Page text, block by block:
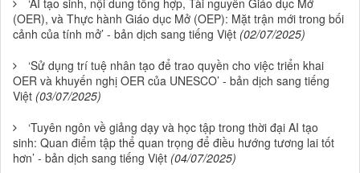
‘AI tạo sinh, nội dung tổng hợp, Tài nguyên Giáo dục Mở
(OER), và Thực hành Giáo dục Mở (OEP): Mặt trận mới trong bối
cảnh của tính mở’ - bản dịch sang tiếng Việt (02/07/2025)
‘Sử dụng trí tuệ nhân tạo để trao quyền cho việc triển khai
OER và khuyến nghị OER của UNESCO’ - bản dịch sang tiếng
Việt (03/07/2025)
‘Tuyên ngôn về giảng dạy và học tập trong thời đại AI tạo
sinh: Quan điểm tập thể quan trọng để điều hướng tương lai tốt
hơn’ - bản dịch sang tiếng Việt (04/07/2025)